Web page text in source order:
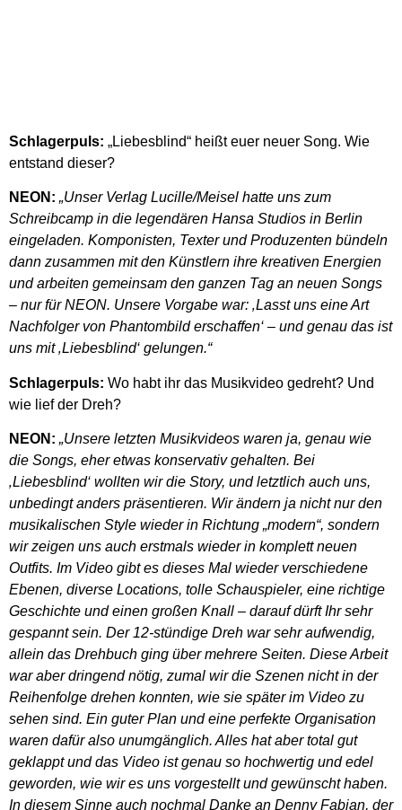
Schlagerpuls: „Liebesblind“ heißt euer neuer Song. Wie
entstand dieser?
NEON: „Unser Verlag Lucille/Meisel hatte uns zum
Schreibcamp in die legendären Hansa Studios in Berlin
eingeladen. Komponisten, Texter und Produzenten bündeln
dann zusammen mit den Künstlern ihre kreativen Energien
und arbeiten gemeinsam den ganzen Tag an neuen Songs
– nur für NEON. Unsere Vorgabe war: ‚Lasst uns eine Art
Nachfolger von Phantombild erschaffen‘ – und genau das ist
uns mit ‚Liebesblind‘ gelungen.“
Schlagerpuls: Wo habt ihr das Musikvideo gedreht? Und
wie lief der Dreh?
NEON: „Unsere letzten Musikvideos waren ja, genau wie
die Songs, eher etwas konservativ gehalten. Bei
‚Liebesblind‘ wollten wir die Story, und letztlich auch uns,
unbedingt anders präsentieren. Wir ändern ja nicht nur den
musikalischen Style wieder in Richtung „modern“, sondern
wir zeigen uns auch erstmals wieder in komplett neuen
Outfits. Im Video gibt es dieses Mal wieder verschiedene
Ebenen, diverse Locations, tolle Schauspieler, eine richtige
Geschichte und einen großen Knall – darauf dürft Ihr sehr
gespannt sein. Der 12-stündige Dreh war sehr aufwendig,
allein das Drehbuch ging über mehrere Seiten. Diese Arbeit
war aber dringend nötig, zumal wir die Szenen nicht in der
Reihenfolge drehen konnten, wie sie später im Video zu
sehen sind. Ein guter Plan und eine perfekte Organisation
waren dafür also unumgänglich. Alles hat aber total gut
geklappt und das Video ist genau so hochwertig und edel
geworden, wie wir es uns vorgestellt und gewünscht haben.
In diesem Sinne auch nochmal Danke an Denny Fabian, der